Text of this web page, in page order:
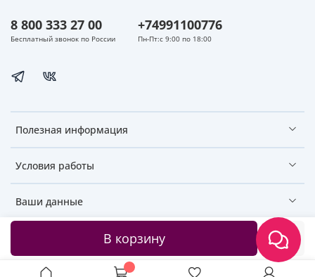
В корзину
Полезная информация
Условия работы
Ваши данные
8 800 333 27 00
Бесплатный звонок по России
+74991100776
Пн-Пт:с 9:00 по 18:00